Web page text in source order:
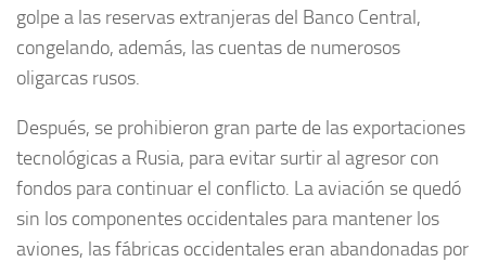
golpe a las reservas extranjeras del Banco Central,
congelando, además, las cuentas de numerosos
oligarcas rusos.
Después, se prohibieron gran parte de las exportaciones
tecnológicas a Rusia, para evitar surtir al agresor con
fondos para continuar el conflicto. La aviación se quedó
sin los componentes occidentales para mantener los
aviones, las fábricas occidentales eran abandonadas por